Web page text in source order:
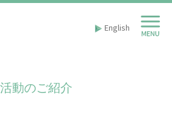
English
動のご紹介